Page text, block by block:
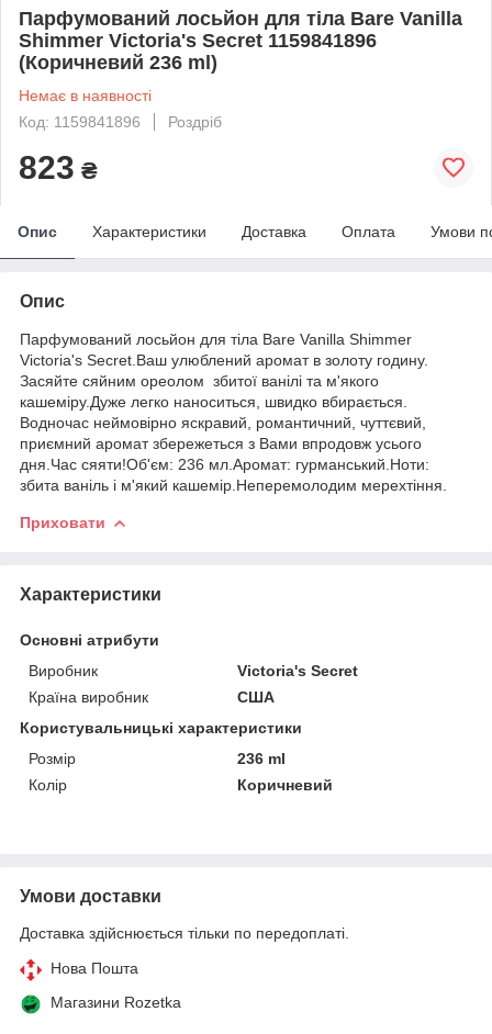
Парфумований лосьйон для тіла Bare Vanilla
Shimmer Victoria's Secret 1159841896
(Коричневий 236 ml)
Немає в наявності
Код: 1159841896
Роздріб
823 ₴
Опис Характеристики Доставка Оплата Умови
Опис
Парфумований лосьйон для тіла Bare Vanilla Shimmer
Victoria's Secret.Ваш улюблений аромат в золоту годину.
Засяйте сяйним ореолом збитої ванілі та м'якого
кашеміру.Дуже легко наноситься, швидко вбирається.
Водночас неймовірно яскравий, романтичний, чуттєвий,
приємний аромат збережеться з Вами впродовж усього
дня.Час сяяти!Об'єм: 236 мл.Аромат: гурманський.Ноти:
збита ваніль і м'який кашемір.Неперемолодим мерехтіння.
Приховати
Характеристики
Основні атрибути
Виробник
Victoria's Secret
Країна виробник
США
Користувальницькі характеристики
Розмір
236 ml
Колір
Коричневий
Умови доставки
Доставка здійснюється тільки по передоплаті.
Нова Пошта
Магазини Rozetka